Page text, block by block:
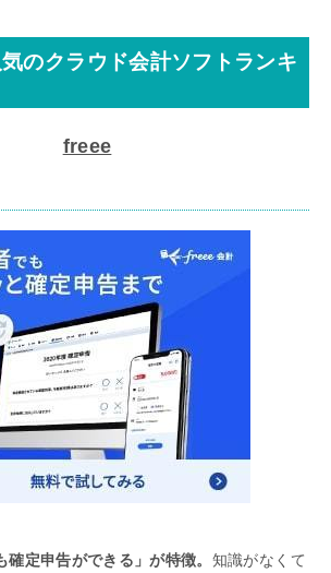
のクラウド会計ソフトランキ
freee
確定申告ができる」が特徴。 知識がなくて